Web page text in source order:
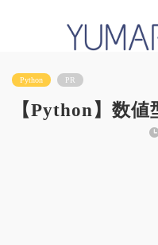
Python PR
【Python】数